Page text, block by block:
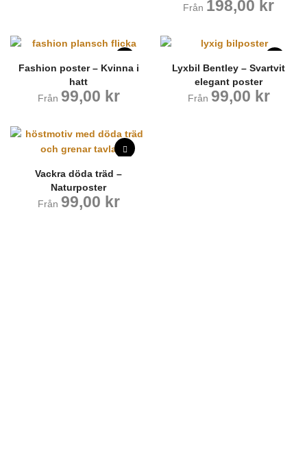
Från 198,00 kr
Fashion poster – Kvinna i
hatt
Från 99,00 kr
Lyxbil Bentley – Svartvit
elegant poster
Från 99,00 kr
Vackra döda träd –
Naturposter
Från 99,00 kr